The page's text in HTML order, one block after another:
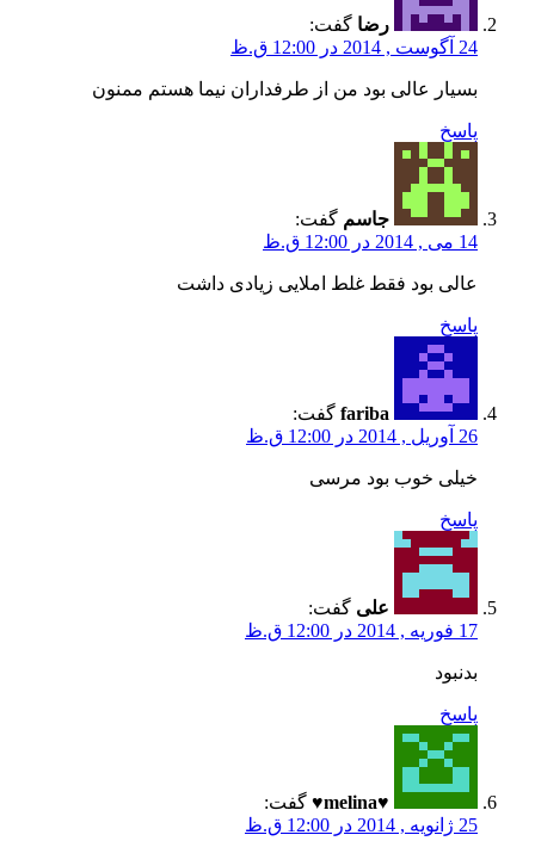
رضا گفت:
24 آگوست , 2014 در 12:00 ق.ظ
بسیار عالی بود من از طرفداران نیما هستم ممنون
پاسخ
جاسم گفت:
14 می , 2014 در 12:00 ق.ظ
عالی بود فقط غلط املایی زیادی داشت
پاسخ
fariba گفت:
26 آوریل , 2014 در 12:00 ق.ظ
خیلی خوب بود مرسی
پاسخ
علی گفت:
17 فوریه , 2014 در 12:00 ق.ظ
بدنبود
پاسخ
♥melina♥
گفت:
25 ژانویه , 2014 در 12:00 ق.ظ